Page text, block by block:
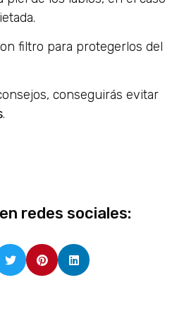
filtro para protegerlos del
conseguirás evitar
.
redes sociales: